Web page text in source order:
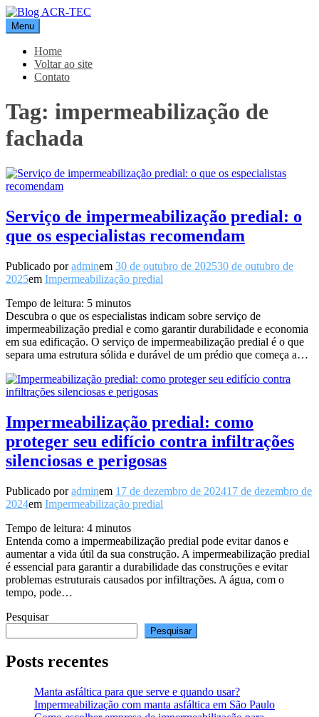
Pular
para
o
conteúdo
Blog ACR-TEC
Menu
Home
Voltar ao site
Contato
Tag: impermeabilização de
fachada
Serviço de impermeabilização predial: o
que os especialistas recomendam
Publicado poradminem 30 de outubro de 202530 de outubro de
2025em Impermeabilização predial
Tempo de leitura: 5 minutos
Descubra o que os especialistas indicam sobre serviço de
impermeabilização predial e como garantir durabilidade e economia
em sua edificação. O serviço de impermeabilização predial é o que
separa uma estrutura sólida e durável de um prédio que começa a…
Impermeabilização predial: como
proteger seu edifício contra infiltrações
silenciosas e perigosas
Publicado poradminem 17 de dezembro de 202417 de dezembro de
2024em Impermeabilização predial
Tempo de leitura: 4 minutos
Entenda como a impermeabilização predial pode evitar danos e
aumentar a vida útil da sua construção. A impermeabilização predial
é essencial para garantir a durabilidade das construções e evitar
problemas estruturais causados por infiltrações. A água, com o
tempo, pode…
Pesquisar
Pesquisar
Posts recentes
Manta asfáltica para que serve e quando usar?
Impermeabilização com manta asfáltica em São Paulo